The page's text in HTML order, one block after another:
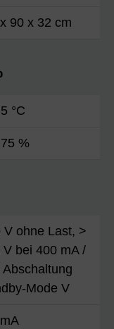
90 x 32 cm
°C
%
V ohne Last, >
V bei 400 mA /
Abschaltung
Mode V